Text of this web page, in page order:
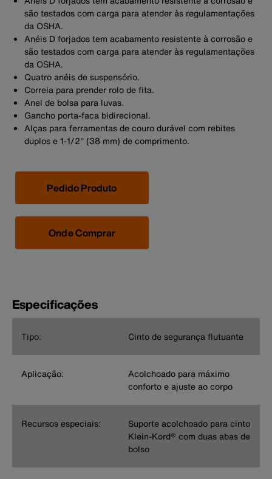
são testados com carga para atender às regulamentações
da OSHA.
Anéis D forjados tem acabamento resistente à corrosão e
são testados com carga para atender às regulamentações
da OSHA.
Quatro anéis de suspensório.
Correia para prender rolo de fita.
Anel de bolsa para luvas.
Gancho porta-faca bidirecional.
Alças para ferramentas de couro durável com rebites
duplos e 1-1/2'' (38 mm) de comprimento.
Pedido Produto
Onde Comprar
Especificações
Tipo: Cinto de segurança flutuante
Aplicação:
Acolchoado para máximo
conforto e ajuste ao corpo
Recursos especiais:
Suporte acolchoado para cinto
Klein-Kord® com duas abas de
bolso